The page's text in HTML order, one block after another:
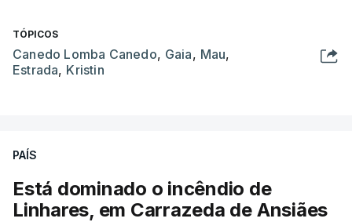
TÓPICOS
Canedo Lomba Canedo, Gaia, Mau,
Estrada, Kristin
PAÍS
Está dominado o incêndio de
Linhares, em Carrazeda de Ansiães